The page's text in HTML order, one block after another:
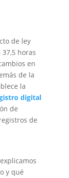
de ley
horas
en
de la
la
digital
de
de
y qué